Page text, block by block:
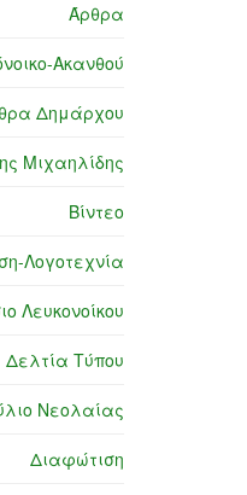
Άρθρα
Ακανθού
Δημάρχου
Μιχαηλίδης
Βίντεο
Λογοτεχνία
Λευκονοίκου
Δελτία Τύπου
Νεολαίας
Διαφώτιση